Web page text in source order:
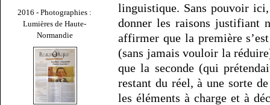
2016 - Photographies :
Lumières de Haute-
Normandie
linguistique. Sans pouvoir
donner les raisons justifiant
affirmer que la première
(sans jamais vouloir la
que la seconde (qui
restant du réel, à une sorte
les éléments à charge et à